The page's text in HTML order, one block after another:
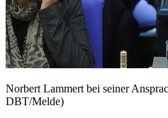
Norbert Lammert bei seiner
DBT/Melde)